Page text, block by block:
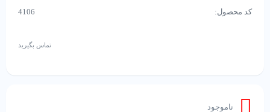
کد محصول:
4106
تماس بگیرید
ناموجود